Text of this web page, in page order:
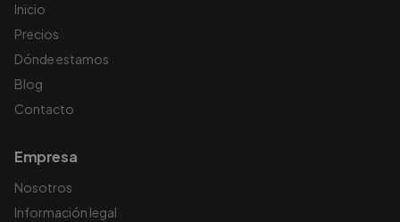
Inicio
Precios
Dónde estamos
Blog
Contacto
Empresa
Nosotros
Información legal